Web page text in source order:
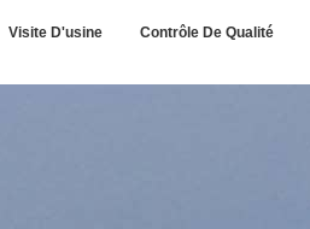
Visite D'usine Contrôle De Qualité